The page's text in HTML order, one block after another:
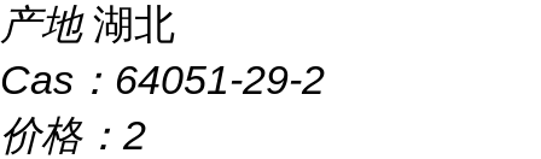
产地 湖北
Cas： 64051-29-2
价格： 2